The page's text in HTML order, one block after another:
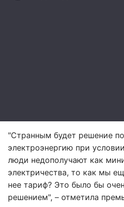
"Странным будет решение
электроэнергию при
люди недополучают как
электричества, то как мы
нее тариф? Это было бы
решением", – отметила